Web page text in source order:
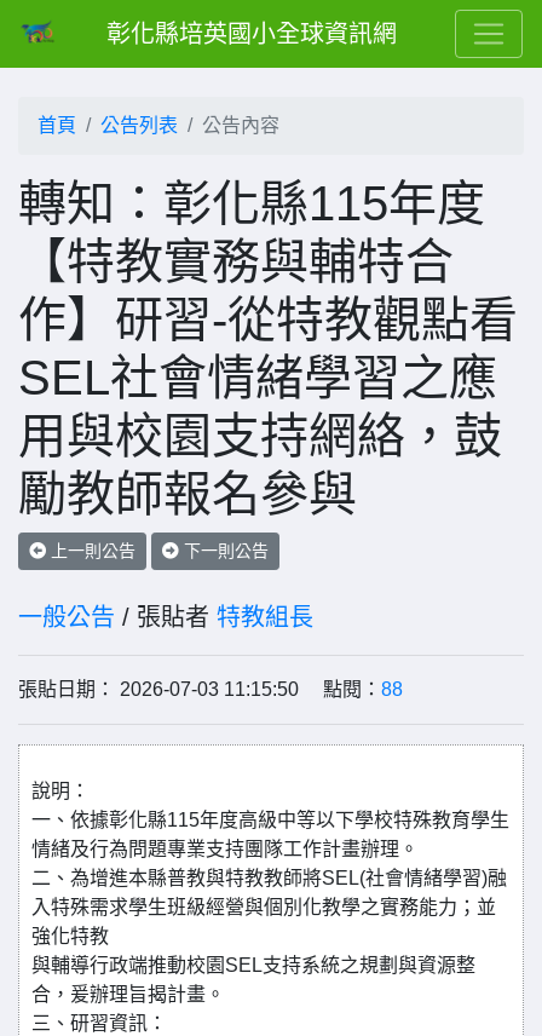
彰化縣培英國小全球資訊網
首頁 公告列表 公告內容
轉知：彰化縣115年度
【特教實務與輔特合
作】研習-從特教觀點看
SEL社會情緒學習之應
用與校園支持網絡，鼓
勵教師報名參與
上一則公告 下一則公告
一般公告 / 張貼者 特教組長
張貼日期： 2026-07-03 11:15:50 點閱： 88
說明：
一、依據彰化縣115年度高級中等以下學校特殊教育學生
情緒及行為問題專業支持團隊工作計畫辦理。
二、為增進本縣普教與特教教師將SEL(社會情緒學習)融
入特殊需求學生班級經營與個別化教學之實務能力；並
強化特教
與輔導行政端推動校園SEL支持系統之規劃與資源整
合，爰辦理旨揭計畫。
三、研習資訊：